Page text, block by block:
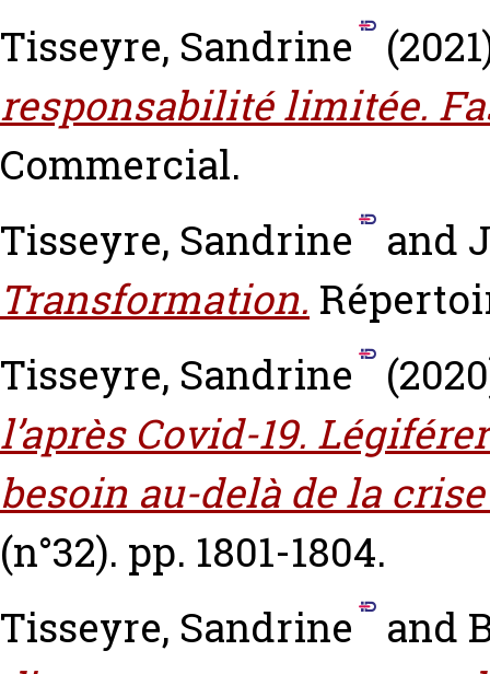
Tisseyre, Sandrine
responsabilité limitée.
Commercial.
Tisseyre, Sandrine
and
Transformation.
Tisseyre, Sandrine
l’après Covid-19.
besoin au-delà de la
(n°32). pp. 1801-1804.
Tisseyre, Sandrine
and